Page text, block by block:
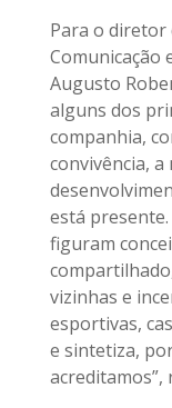
Para o diretor
Comunicação
Augusto
alguns dos
companhia,
convivência, a
está
figuram
vizinhas e
esportivas,
e sintetiza,
acreditamos”,